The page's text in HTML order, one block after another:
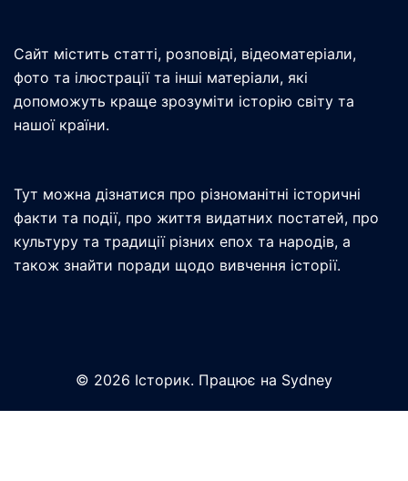
Сайт містить статті, розповіді, відеоматеріали,
фото та ілюстрації та інші матеріали, які
допоможуть краще зрозуміти історію світу та
нашої країни.
Тут можна дізнатися про різноманітні історичні
факти та події, про життя видатних постатей, про
культуру та традиції різних епох та народів, а
також знайти поради щодо вивчення історії.
© 2026 Історик. Працює на Sydney